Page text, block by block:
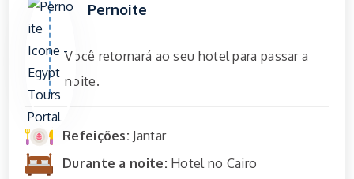
Pernoite
Você retornará ao seu hotel para passar a
noite.
Refeições: Jantar
Durante a noite: Hotel no Cairo